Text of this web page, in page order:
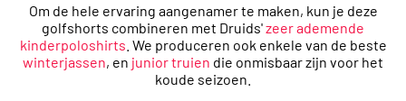
Om de hele ervaring aangenamer te maken, kun je deze
golfshorts combineren met Druids'zeer ademende
kinderpoloshirts . We produceren ook enkele van de beste
winterjassen, en junior truien die onmisbaar zijn voor het
koude seizoen.